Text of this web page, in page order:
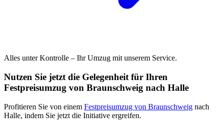
Alles unter Kontrolle – Ihr Umzug mit unserem Service.
Nutzen Sie jetzt die Gelegenheit für Ihren
Festpreisumzug von Braunschweig nach Halle
Profitieren Sie von einem Festpreisumzug von Braunschweig nach
Halle, indem Sie jetzt die Initiative ergreifen.